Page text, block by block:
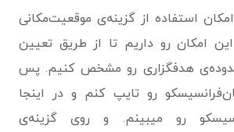
امکان استفاده از گزینه‌ی موقعیت‌مکانی
امکان رو داریم تا از طریق تعیین
هدفگزاری رو مشخص کنیم. پس
رو تایپ کنم و در اینجا
رو میبینم. و روی گزینه‌ی